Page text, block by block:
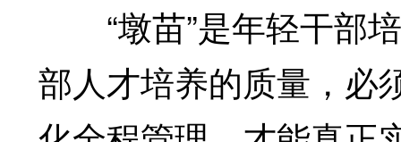
“墩苗”是年轻干部培
部人才培养的质量，必